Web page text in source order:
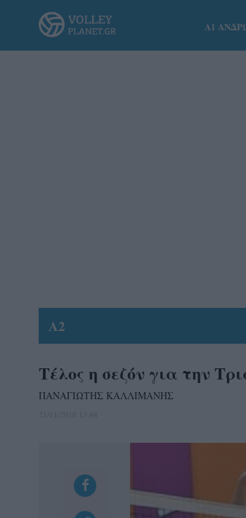
Α1
A2
Τέλος η σεζόν για την
ΠΑΝΑΓΙΩΤΗΣ ΚΑΛΛΙΜΑΝΗΣ